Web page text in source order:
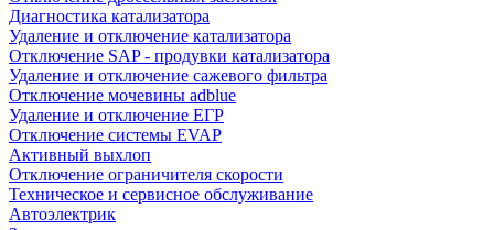
Диагностика катализатора
Удаление и отключение катализатора
Отключение SAP - продувки катализатора
Удаление и отключение сажевого фильтра
Отключение мочевины adblue
Удаление и отключение ЕГР
Отключение системы EVAP
Активный выхлоп
Отключение ограничителя скорости
Техническое и сервисное обслуживание
Автоэлектрик